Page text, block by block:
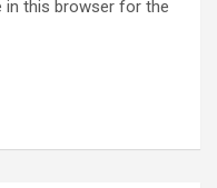
in this browser for the